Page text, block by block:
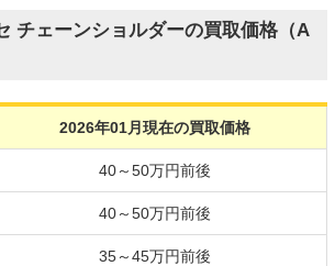
チェーンショルダーの買取価格（A
2026年01月現在の買取価格
40～50万円前後
40～50万円前後
35～45万円前後